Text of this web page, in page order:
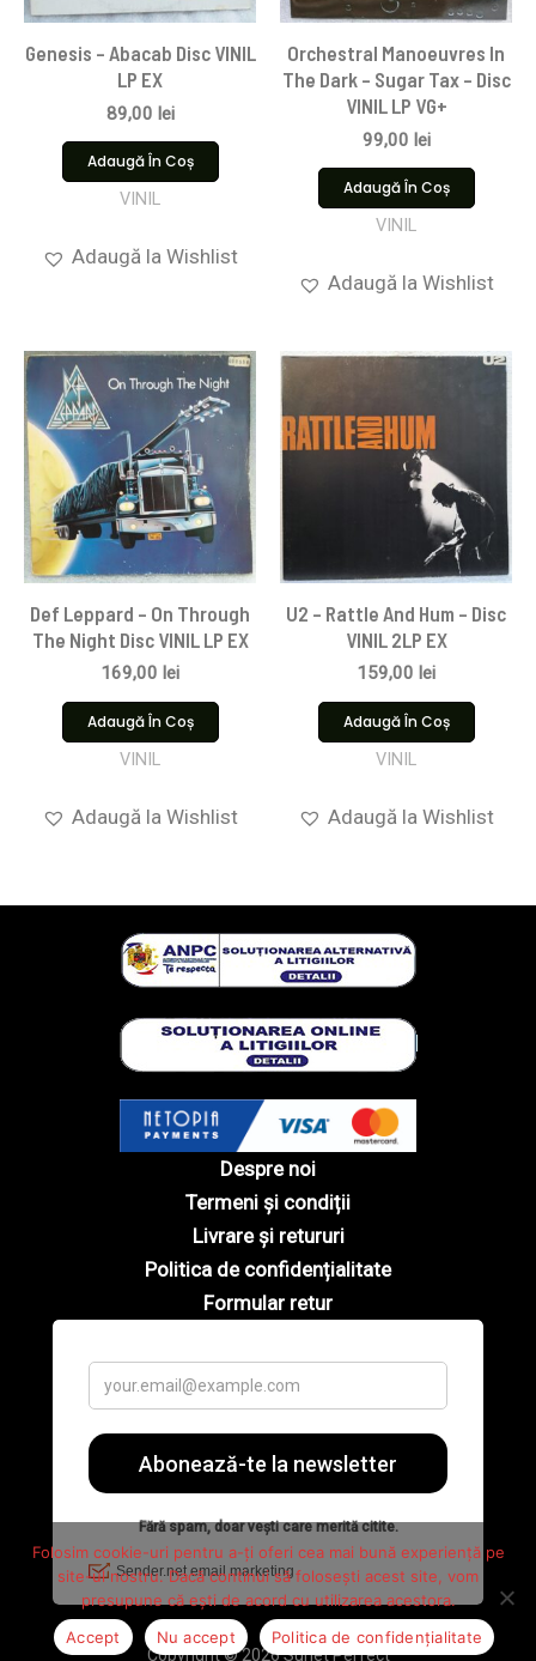
Genesis – Abacab Disc VINIL
LP EX
89,00 lei
Adaugă În Coș
VINIL
Adaugă la Wishlist
Orchestral Manoeuvres In
The Dark – Sugar Tax – Disc
VINIL LP VG+
99,00 lei
Adaugă În Coș
VINIL
Adaugă la Wishlist
Def Leppard – On Through
The Night Disc VINIL LP EX
169,00 lei
Adaugă În Coș
VINIL
Adaugă la Wishlist
U2 – Rattle And Hum – Disc
VINIL 2LP EX
159,00 lei
Adaugă În Coș
VINIL
Adaugă la Wishlist
Despre noi
Termeni și condiții
Livrare și retururi
Politica de confidențialitate
Formular retur
Copyright © 2026 Sunet Perfect
Folosim cookie-uri pentru a-ți oferi cea mai bună experiență pe
site-ul nostru. Dacă continui să folosești acest site, vom
presupune că ești de acord cu utilizarea acestora.
Accept
Nu accept Politica de confidențialitate